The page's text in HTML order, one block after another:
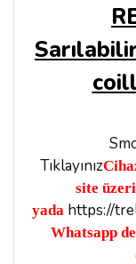
Tıklayınız
site
yada https://
Whatsapp